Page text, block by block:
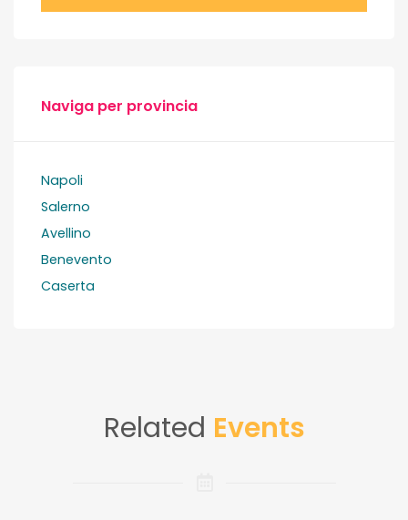
Naviga per provincia
Napoli
Salerno
Avellino
Benevento
Caserta
Related Events